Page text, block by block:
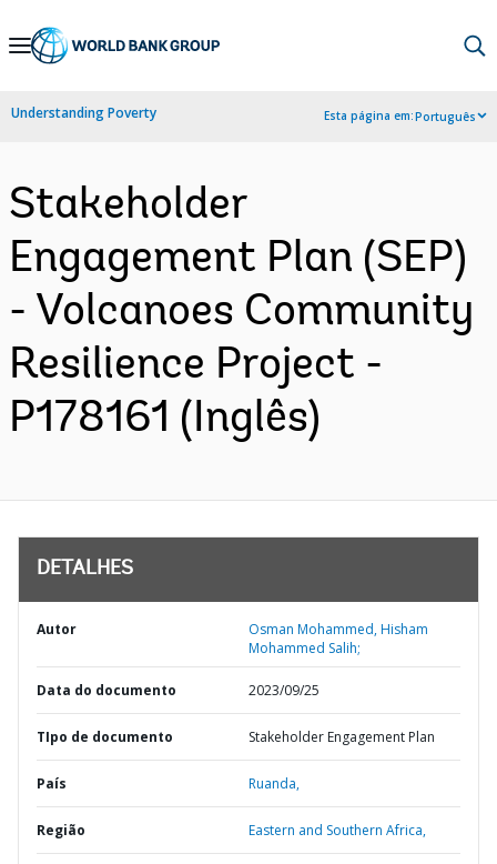
Skip
Navigation
Understanding Poverty Esta página em:Português
Stakeholder
Engagement Plan (SEP)
- Volcanoes Community
Resilience Project -
P178161 (Inglês)
DETALHES
Autor
Osman Mohammed, Hisham
Mohammed Salih;
Data do documento 2023/09/25
TIpo de documento Stakeholder Engagement Plan
País Ruanda,
Região Eastern and Southern Africa,